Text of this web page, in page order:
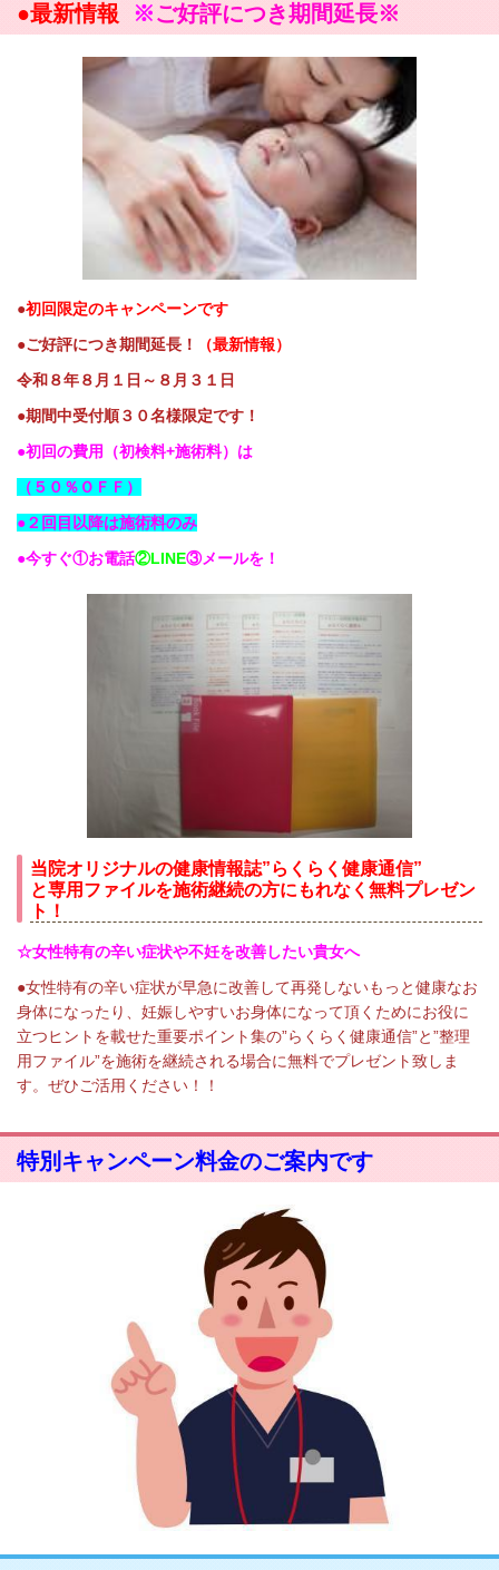
●最新情報 ※ご好評につき期間延長※
●初回限定のキャンペーンです
●ご好評につき期間延長！
（最新情報）
令和８年８月１日～８月３１日
●期間中受付順３０名様限定です！
●初回の費用（初検料+施術料）は
（５０％ＯＦＦ）
●２回目以降は施術料のみ
●今すぐ①お電話②LINE③メールを！
当院オリジナルの健康情報誌”らくらく健康通信”
と専用ファイルを施術継続の方にもれなく無料プレゼン
ト！
☆女性特有の辛い症状や不妊を改善したい貴女へ
●女性特有の辛い症状が早急に改善して再発しないもっと健康なお
身体になったり、妊娠しやすいお身体になって頂くためにお役に
立つヒントを載せた重要ポイント集の”らくらく健康通信”と”整理
用ファイル”を施術を継続される場合に無料でプレゼント致しま
す。ぜひご活用ください！！
特別キャンペーン料金のご案内です